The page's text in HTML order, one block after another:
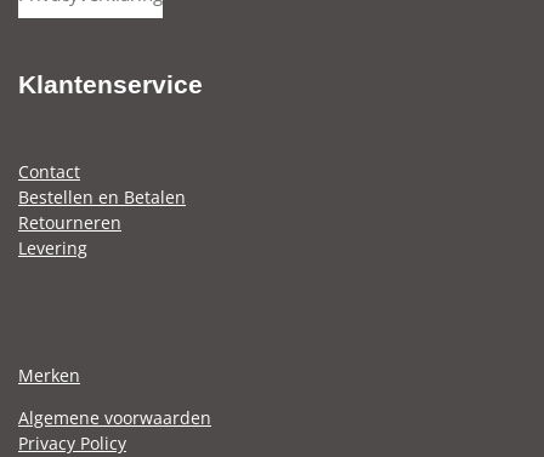
Klantenservice
Contact
Bestellen en Betalen
Retourneren
Levering
Merken
Algemene voorwaarden
Privacy Policy